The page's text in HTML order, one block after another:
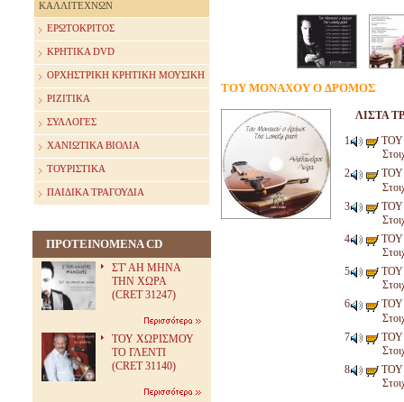
ΚΑΛΛΙΤΕΧΝΩΝ
ΕΡΩΤΟΚΡΙΤΟΣ
ΚΡΗΤΙΚΑ DVD
ΟΡΧΗΣΤΡΙΚΗ ΚΡΗΤΙΚΗ ΜΟΥΣΙΚΗ
ΡΙΖΙΤΙΚΑ
ΣΥΛΛΟΓΕΣ
ΧΑΝΙΩΤΙΚΑ ΒΙΟΛΙΑ
ΤΟΥΡΙΣΤΙΚΑ
ΠΑΙΔΙΚΑ ΤΡΑΓΟΥΔΙΑ
ΠΡΟΤΕΙΝΟΜΕΝΑ CD
ΣΤ' ΑΗ ΜΗΝΑ
ΤΗΝ ΧΩΡΑ
(CRET 31247)
ΤΟΥ ΧΩΡΙΣΜΟΥ
ΤΟ ΓΛΕΝΤΙ
(CRET 31140)
TOY MONAXOY O ΔΡΟΜΟΣ
ΛΙΣΤΑ
ΤΟΥ
ΤΟΥ
ΤΟΥ
ΤΟΥ
ΤΟΥ
ΤΟΥ
ΤΟΥ
ΤΟΥ